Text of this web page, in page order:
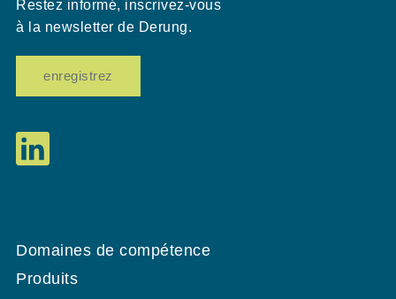
Domaines de compétence
Produits
Restez informé, inscrivez-vous
à la newsletter de Derung.
enregistrez